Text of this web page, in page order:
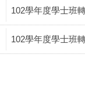
102學年度學士班
102學年度學士班